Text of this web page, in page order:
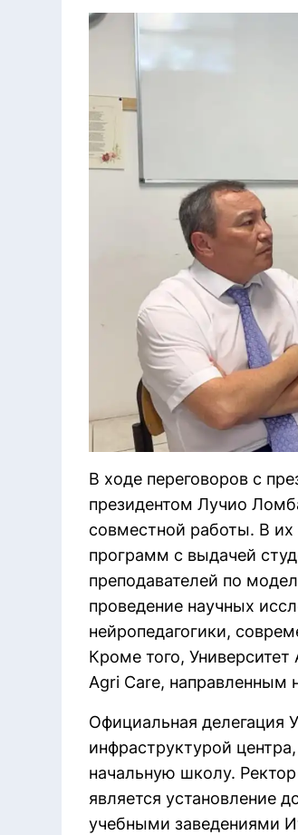
В ходе переговоров с
президентом Лучио
совместной работы. В их
программ с выдачей
преподавателей по
проведение научных
нейропедагогики,
Кроме того,
Agri Care, направленным
Официальная делегация
инфраструктурой
начальную школу.
является установление
учебными заведениями